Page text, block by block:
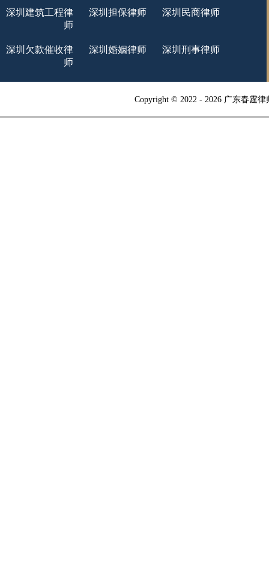
深圳建筑工程律
师
深圳担保律师 深圳民商律师
深圳欠款催收律
师
深圳婚姻律师 深圳刑事律师
Copyright © 2022 - 2026 广东春霆